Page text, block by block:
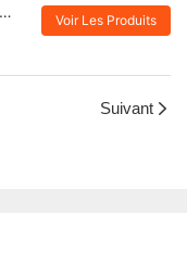
Voir Les Produits
Suivant